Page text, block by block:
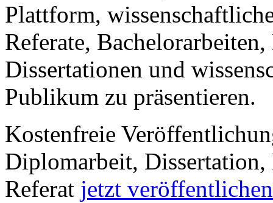
Plattform,
Referate,
Dissertationen und
Publikum zu präsentieren.
Kostenfreie
Diplomarbeit,
Referat jetzt